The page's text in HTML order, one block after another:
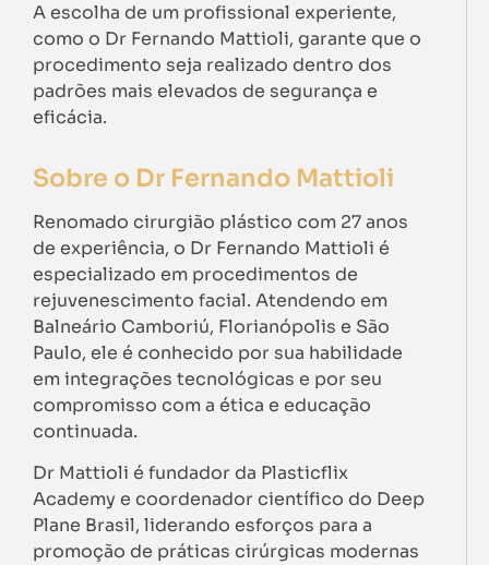
A escolha de um profissional experiente,
como o Dr Fernando Mattioli, garante que o
procedimento seja realizado dentro dos
padrões mais elevados de segurança e
eficácia.
Sobre o Dr Fernando Mattioli
Renomado cirurgião plástico com 27 anos
de experiência, o Dr Fernando Mattioli é
especializado em procedimentos de
rejuvenescimento facial. Atendendo em
Balneário Camboriú, Florianópolis e São
Paulo, ele é conhecido por sua habilidade
em integrações tecnológicas e por seu
compromisso com a ética e educação
continuada.
Dr Mattioli é fundador da Plasticflix
Academy e coordenador científico do Deep
Plane Brasil, liderando esforços para a
promoção de práticas cirúrgicas modernas